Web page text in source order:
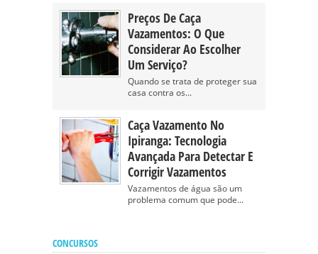
Preços De Caça
Vazamentos: O Que
Considerar Ao Escolher
Um Serviço?
Quando se trata de proteger sua
casa contra os...
Caça Vazamento No
Ipiranga: Tecnologia
Avançada Para Detectar E
Corrigir Vazamentos
Vazamentos de água são um
problema comum que pode...
CONCURSOS